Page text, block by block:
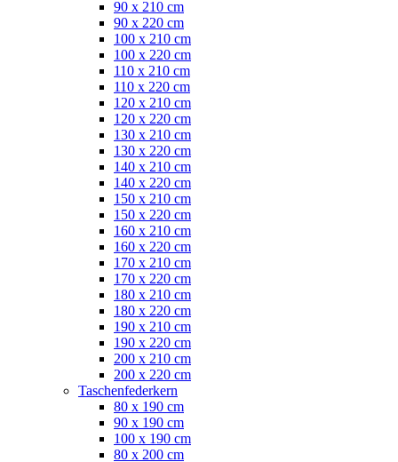
90 x 210 cm
90 x 220 cm
100 x 210 cm
100 x 220 cm
110 x 210 cm
110 x 220 cm
120 x 210 cm
120 x 220 cm
130 x 210 cm
130 x 220 cm
140 x 210 cm
140 x 220 cm
150 x 210 cm
150 x 220 cm
160 x 210 cm
160 x 220 cm
170 x 210 cm
170 x 220 cm
180 x 210 cm
180 x 220 cm
190 x 210 cm
190 x 220 cm
200 x 210 cm
200 x 220 cm
Taschenfederkern
80 x 190 cm
90 x 190 cm
100 x 190 cm
80 x 200 cm